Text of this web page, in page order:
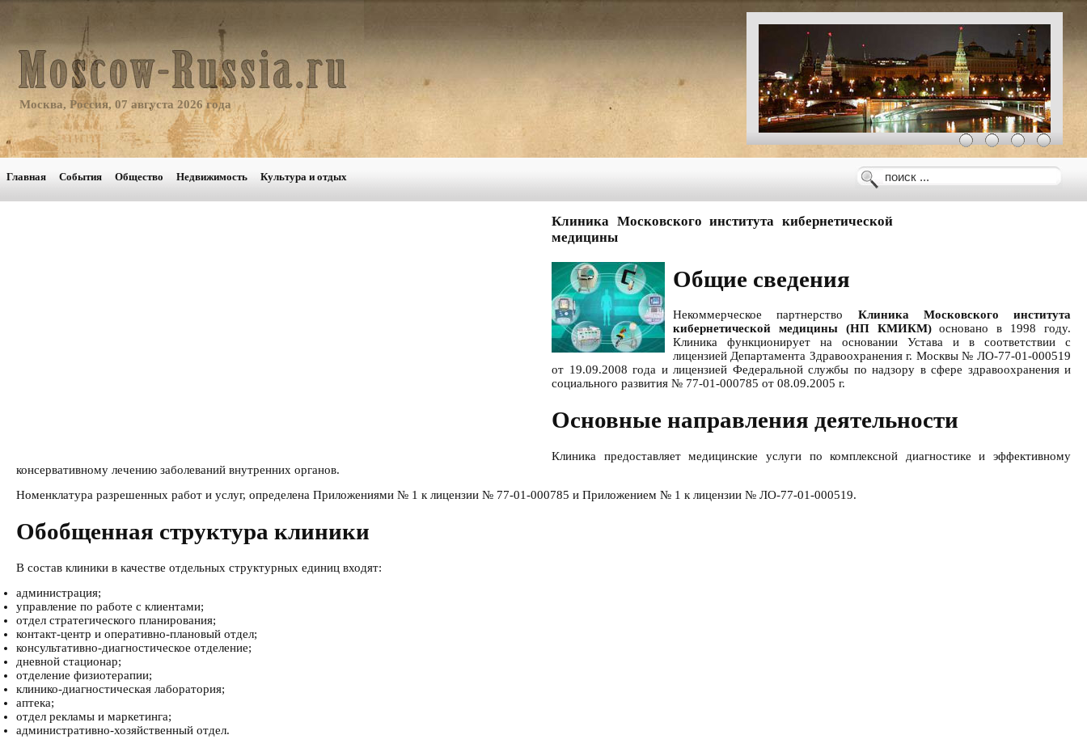
Москва, Россия, 07 августа 2026 года
Главная События Общество Недвижимость Культура и отдых
Клиника Московского института кибернетической
медицины
Общие сведения
Некоммерческое партнерство Клиника Московского института
кибернетической медицины (НП КМИКМ)основано в 1998 году.
Клиника функционирует на основании Устава и в соответствии с
лицензией Департамента Здравоохранения г. Москвы № ЛО-77-01-000519
от 19.09.2008 года и лицензией Федеральной службы по надзору в сфере здравоохранения и
социального развития № 77-01-000785 от 08.09.2005 г.
Основные направления деятельности
Клиника предоставляет медицинские услуги по комплексной диагностике и эффективному
консервативному лечению заболеваний внутренних органов.
Номенклатура разрешенных работ и услуг, определена Приложениями № 1 к лицензии № 77-01-000785 и Приложением № 1 к лицензии № ЛО-77-01-000519.
Обобщенная структура клиники
В состав клиники в качестве отдельных структурных единиц входят:
администрация;
управление по работе с клиентами;
отдел стратегического планирования;
контакт-центр и оперативно-плановый отдел;
консультативно-диагностическое отделение;
дневной стационар;
отделение физиотерапии;
клинико-диагностическая лаборатория;
аптека;
отдел рекламы и маркетинга;
административно-хозяйственный отдел.